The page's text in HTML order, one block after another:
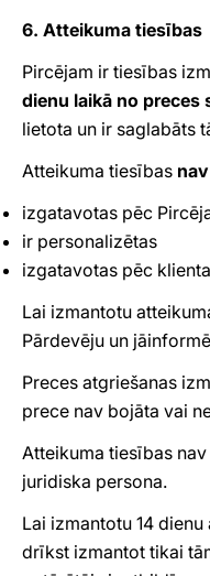
6. Atteikuma tiesības
Pircējam ir tiesības
dienu laikā no preces
lietota un ir saglabāts
Atteikuma tiesības
izgatavotas pēc
ir personalizētas
izgatavotas pēc
Lai izmantotu
Pārdevēju un
Preces atgriešanas
prece nav bojāta vai
Atteikuma tiesības
juridiska persona.
Lai izmantotu 14
drīkst izmantot tikai